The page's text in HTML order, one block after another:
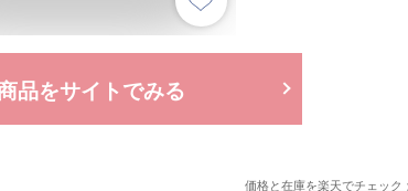
品をサイトでみる
価格と在庫を楽天でチェック